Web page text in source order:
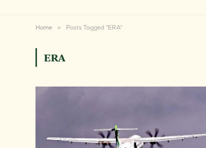
Home » Posts Tagged "ERA"
ERA